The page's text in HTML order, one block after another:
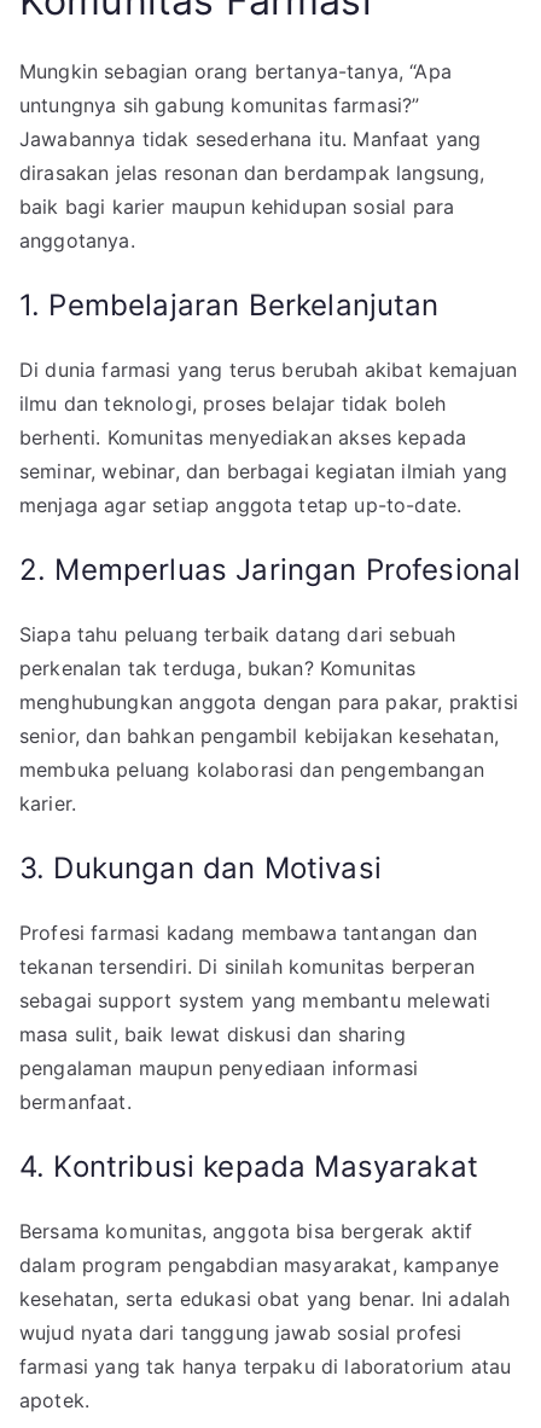
Mungkin sebagian orang bertanya-tanya, “Apa
untungnya sih gabung komunitas farmasi?”
Jawabannya tidak sesederhana itu. Manfaat yang
dirasakan jelas resonan dan berdampak langsung,
baik bagi karier maupun kehidupan sosial para
anggotanya.
1. Pembelajaran Berkelanjutan
Di dunia farmasi yang terus berubah akibat kemajuan
ilmu dan teknologi, proses belajar tidak boleh
berhenti. Komunitas menyediakan akses kepada
seminar, webinar, dan berbagai kegiatan ilmiah yang
menjaga agar setiap anggota tetap up-to-date.
2. Memperluas Jaringan Profesional
Siapa tahu peluang terbaik datang dari sebuah
perkenalan tak terduga, bukan? Komunitas
menghubungkan anggota dengan para pakar, praktisi
senior, dan bahkan pengambil kebijakan kesehatan,
membuka peluang kolaborasi dan pengembangan
karier.
3. Dukungan dan Motivasi
Profesi farmasi kadang membawa tantangan dan
tekanan tersendiri. Di sinilah komunitas berperan
sebagai support system yang membantu melewati
masa sulit, baik lewat diskusi dan sharing
pengalaman maupun penyediaan informasi
bermanfaat.
4. Kontribusi kepada Masyarakat
Bersama komunitas, anggota bisa bergerak aktif
dalam program pengabdian masyarakat, kampanye
kesehatan, serta edukasi obat yang benar. Ini adalah
wujud nyata dari tanggung jawab sosial profesi
farmasi yang tak hanya terpaku di laboratorium atau
apotek.